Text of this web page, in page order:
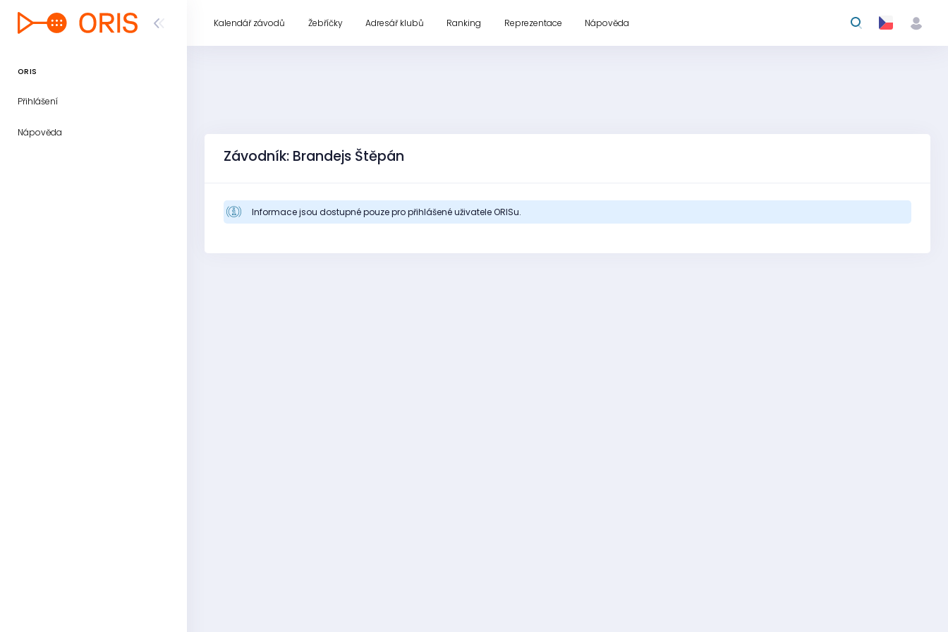
ORIS
Přihlášení
Nápověda
Kalendář závodů Žebříčky Adresář klubů Ranking Reprezentace Nápověda
Závodník: Brandejs Štěpán
Informace jsou dostupné pouze pro přihlášené uživatele ORISu.